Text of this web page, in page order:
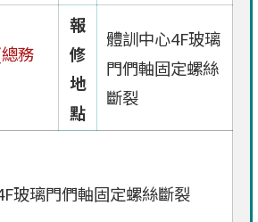
務
報
修
地
點
體訓中心4F玻璃
門們軸固定螺絲
斷裂
玻璃門們軸固定螺絲斷裂